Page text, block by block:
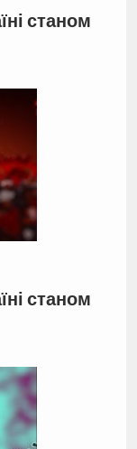
станом
станом